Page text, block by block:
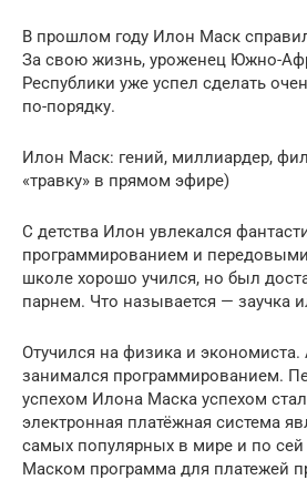
В прошлом году Илон Маск
За свою жизнь, уроженец Южно-
Республики уже успел сделать
по-порядку.
Илон Маск: гений, миллиардер,
«травку» в прямом эфире)
С детства Илон увлекался
программированием и
школе хорошо учился, но был
парнем. Что называется — заучка
Отучился на физика и
занимался программированием.
успехом Илона Маска успехом
электронная платёжная система
самых популярных в мире и по
Маском программа для платежей